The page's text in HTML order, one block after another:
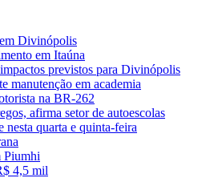
Divinópolis
em Itaúna
previstos para Divinópolis
manutenção em academia
na BR-262
afirma setor de autoescolas
quarta e quinta-feira
Piumhi
4,5 mil